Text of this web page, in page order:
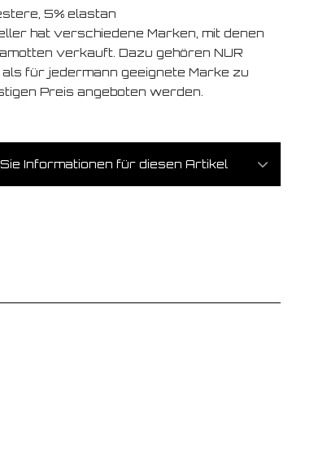
5% elastan
hat verschiedene Marken, mit denen
verkauft. Dazu gehören NUR
als für jedermann geeignete Marke zu
Preis angeboten werden.
Informationen für diesen Artikel